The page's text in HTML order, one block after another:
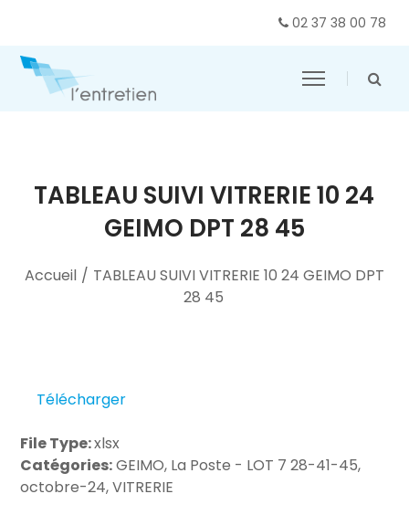
02 37 38 00 78
TABLEAU SUIVI VITRERIE 10 24
GEIMO DPT 28 45
Accueil / TABLEAU SUIVI VITRERIE 10 24 GEIMO DPT
28 45
Télécharger
File Type:xlsx
Catégories:GEIMO, La Poste - LOT 7 28-41-45,
octobre-24, VITRERIE